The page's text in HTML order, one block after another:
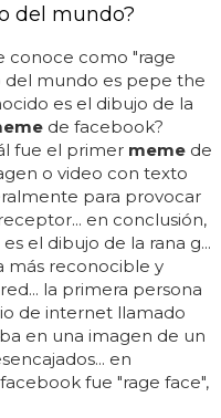
del mundo?
conoce como "rage
del mundo es pepe the
es el dibujo de la
de facebook?
fue el primer meme de
o video con texto
para provocar
en conclusión,
el dibujo de la rana g...
más reconocible y
la primera persona
de internet llamado
en una imagen de un
en
fue "rage face",